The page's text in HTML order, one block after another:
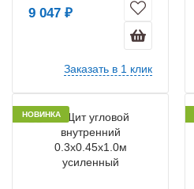
9 047 ₽
Заказать в 1 клик
НОВИНКА